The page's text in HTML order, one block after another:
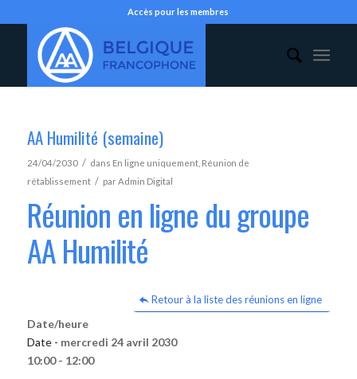
Accès pour les membres
AA Humilité (semaine)
24/04/2030 / dans En ligne uniquement, Réunion de
rétablissement / parAdmin Digital
Réunion en ligne du groupe
AA Humilité
Retour à la liste des réunions en ligne
Date/heure
Date - mercredi 24 avril 2030
10:00 - 12:00